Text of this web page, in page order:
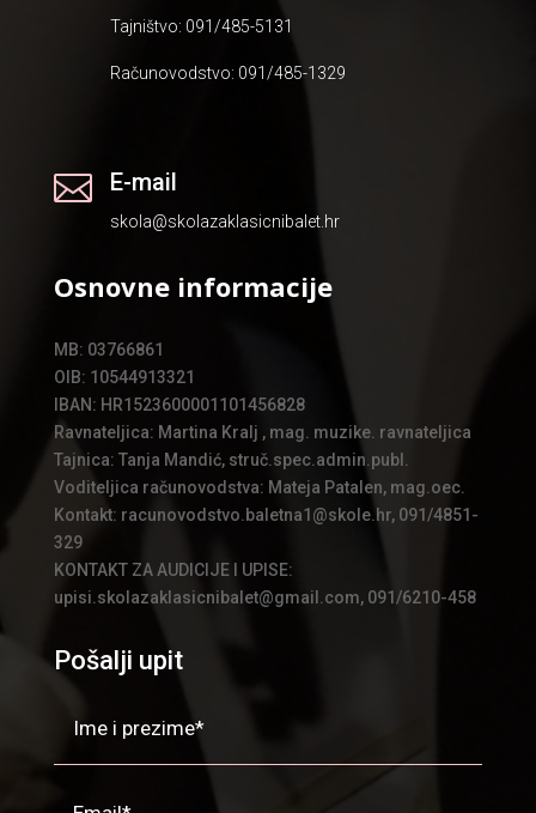
Tajništvo: 091/485-5131
Računovodstvo: 091/485-1329
 E-mail
skola@skolazaklasicnibalet.hr
Osnovne informacije
MB: 03766861
OIB: 10544913321
IBAN: HR1523600001101456828
Ravnateljica: Martina Kralj , mag. muzike. ravnateljica
Tajnica: Tanja Mandić, struč.spec.admin.publ.
Voditeljica računovodstva: Mateja Patalen, mag.oec.
Kontakt: racunovodstvo.baletna1@skole.hr, 091/4851-
329
KONTAKT ZA AUDICIJE I UPISE:
upisi.skolazaklasicnibalet@gmail.com, 091/6210-458
Pošalji upit